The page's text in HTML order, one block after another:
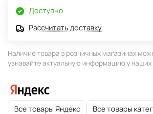
Доступно
Рассчитать доставку
Наличие товара в розничных магазинах
узнавайте актуальную информацию у
Все товары Яндекс Все товары